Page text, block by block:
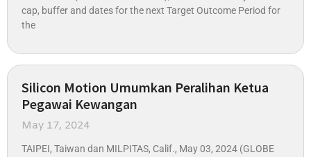
cap, buffer and dates for the next Target Outcome Period for
the
Silicon Motion Umumkan Peralihan Ketua
Pegawai Kewangan
May 17, 2024
TAIPEI, Taiwan dan MILPITAS, Calif., May 03, 2024 (GLOBE